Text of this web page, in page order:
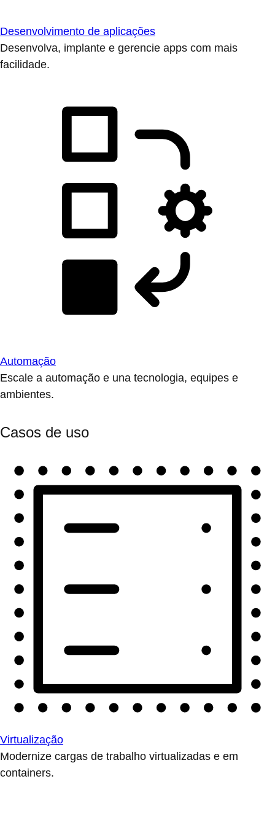
Desenvolvimento de aplicações
Desenvolva, implante e gerencie apps com mais
facilidade.
Automação
Escale a automação e una tecnologia, equipes e
ambientes.
Casos de uso
Virtualização
Modernize cargas de trabalho virtualizadas e em
containers.